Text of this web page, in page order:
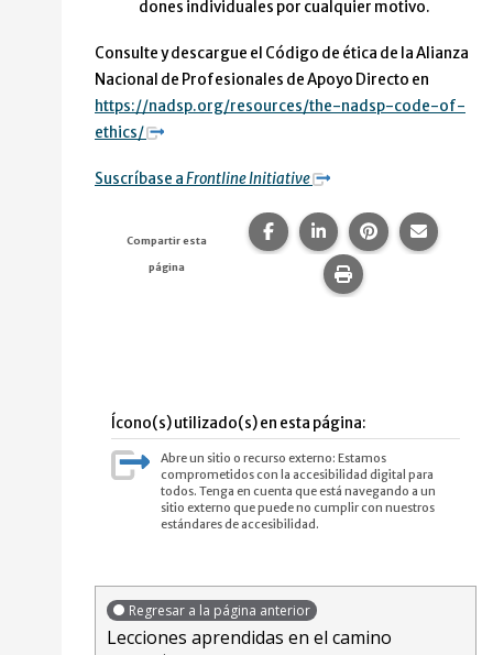
dones individuales por cualquier motivo.
Consulte y descargue el Código de ética de la Alianza
Nacional de Profesionales de Apoyo Directo en
https://nadsp.org/resources/the-nadsp-code-of-
ethics/
Suscríbase aFrontline Initiative
Compartir esta
página
Compartir esta página en
Compartir esta
Compartir
Imprime esta
Ícono(s) utilizado(s) en esta página:
Abre un sitio o recurso externo: Estamos
comprometidos con la accesibilidad digital para
todos. Tenga en cuenta que está navegando a un
sitio externo que puede no cumplir con nuestros
estándares de accesibilidad.
Regresar a la página anterior
Lecciones aprendidas en el camino